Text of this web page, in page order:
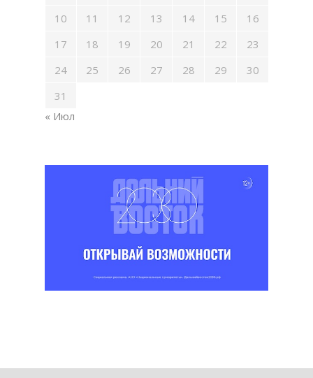
10
11 12 13 14 15
16
17
18 19 20 21 22
23
24
25 26 27 28 29
30
31
« Июл